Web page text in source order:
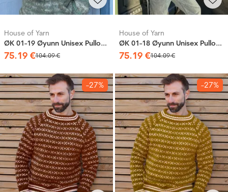
House of Yarn
ØK 01-19 Øyunn Unisex Pullover
75.19 €104.09€
House of Yarn
ØK 01-18 Øyunn Unisex Pullover
75.19 €104.09€
-27% -27%